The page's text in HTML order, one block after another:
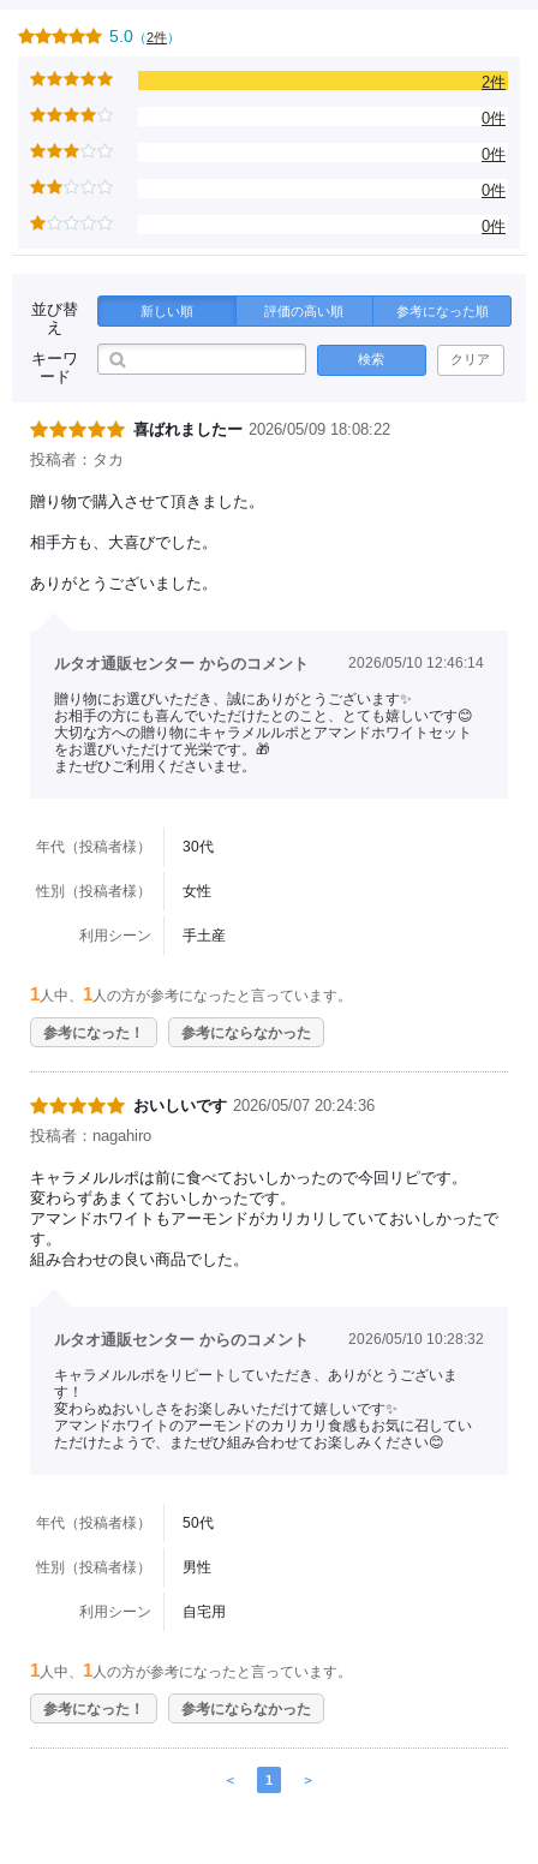
5.0 （2件）
2件
0件
0件
0件
0件
並び替
え
新しい順 評価の高い順 参考になった順
キーワ
ード
検索 クリア
喜ばれましたー 2026/05/09 18:08:22
投稿者：タカ
贈り物で購入させて頂きました。
相手方も、大喜びでした。
ありがとうございました。
ルタオ通販センター からのコメント 2026/05/10 12:46:14
贈り物にお選びいただき、誠にありがとうございます✨
お相手の方にも喜んでいただけたとのこと、とても嬉しいです😊
大切な方への贈り物にキャラメルルポとアマンドホワイトセット
をお選びいただけて光栄です。🎁
またぜひご利用くださいませ。
年代（投稿者様） 30代
性別（投稿者様） 女性
利用シーン 手土産
1 人中、 1 人の方が参考になったと言っています。
参考になった！ 参考にならなかった
おいしいです 2026/05/07 20:24:36
投稿者：nagahiro
キャラメルルポは前に食べておいしかったので今回リピです。
変わらずあまくておいしかったです。
アマンドホワイトもアーモンドがカリカリしていておいしかったで
す。
組み合わせの良い商品でした。
ルタオ通販センター からのコメント 2026/05/10 10:28:32
キャラメルルポをリピートしていただき、ありがとうございま
す！
変わらぬおいしさをお楽しみいただけて嬉しいです✨
アマンドホワイトのアーモンドのカリカリ食感もお気に召してい
ただけたようで、またぜひ組み合わせてお楽しみください😊
年代（投稿者様） 50代
性別（投稿者様） 男性
利用シーン 自宅用
1 人中、 1 人の方が参考になったと言っています。
参考になった！ 参考にならなかった
＜ 1 ＞